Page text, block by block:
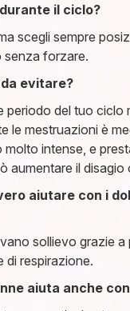
il ciclo?
scegli sempre
senza forzare.
evitare?
periodo del tuo ciclo
le mestruazioni è
intense, e
aumentare il disagio
aiutare con i
sollievo grazie a
di respirazione.
aiuta anche con